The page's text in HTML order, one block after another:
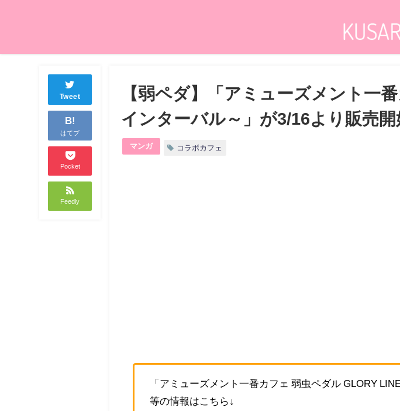
Tweet
B!
はてブ
Pocket
Feedly
【弱ペダ】「アミューズメント一
インターバル～」が3/16より販売
マンガ コラボカフェ
「アミューズメント一番カフェ 弱虫ペダル GLORY
等の情報はこちら↓